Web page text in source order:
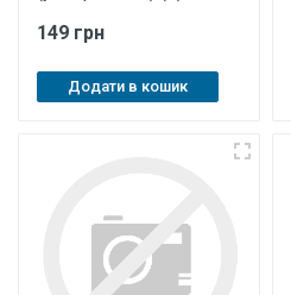
149 грн
Додати в кошик